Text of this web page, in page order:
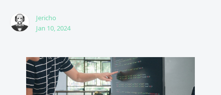
Jericho
Jan 10, 2024